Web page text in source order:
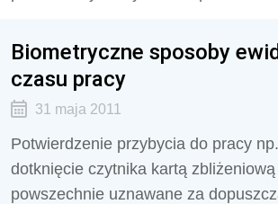
Biometryczne sposoby
czasu pracy
31 maja 2011
Potwierdzenie przybycia do pracy
dotknięcie czytnika kartą
powszechnie uznawane za